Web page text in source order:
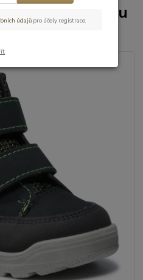
s membránou
údajů pro účely registrace.